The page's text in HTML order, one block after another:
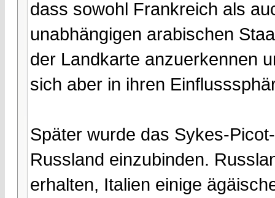
dass sowohl Frankreich als
unabhängigen arabischen
der Landkarte anzuerkennen
sich aber in ihren
Später wurde das Sykes-
Russland einzubinden.
erhalten, Italien einige